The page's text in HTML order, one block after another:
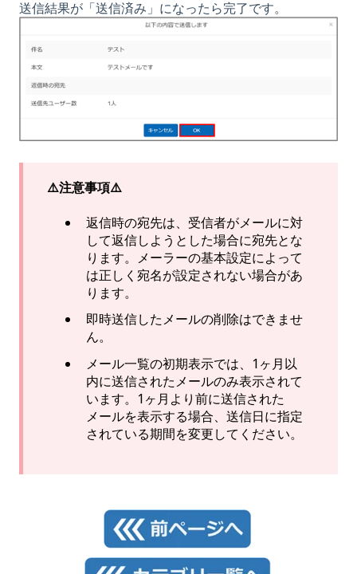
送信結果が「送信済み」になったら完了です。
⚠️注意事項⚠️
返信時の宛先は、受信者がメールに対
して返信しようとした場合に宛先とな
ります。メーラーの基本設定によって
は正しく宛名が設定されない場合があ
ります。
即時送信したメールの削除はできませ
ん。
メール一覧の初期表示では、1ヶ月以
内に送信されたメールのみ表示されて
います。1ヶ月より前に送信された
メールを表示する場合、送信日に指定
されている期間を変更してください。